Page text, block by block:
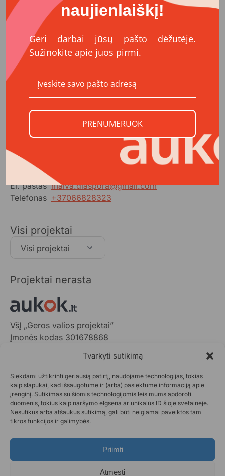
Tvarkyti sutikimą
Siekdami užtikrinti geriausią patirtį, naudojame technologijas, tokias
kaip slapukai, kad išsaugotume ir (arba) pasiektume informaciją apie
įrenginį. Sutikimas su šiomis technologijomis leis mums apdoroti
duomenis, tokius kaip naršymo elgsena ar unikalūs ID šioje svetainėje.
Nesutikus arba atšaukus sutikimą, gali būti neigiamai paveiktos tam
tikros funkcijos ir galimybės.
Priimti
Atmesti
Kontaktai
El. paštas malva.diaspora@gmail.com
Telefonas +37066828323
Visi projektai
Visi projektai
Projektai nerasta
VšĮ „Geros valios projektai”
Įmonės kodas 301678868
LT-01103 Vilnius, Lietuva
+370 602 31001,info@aukok.lt
+370 698 24305 (verslo partnerystėms)
Kontaktai
Aukok.lt taisyklės
naujienlaiškį!
Geri darbai jūsų pašto dėžutėje.
Sužinokite apie juos pirmi.
PRENUMERUOK